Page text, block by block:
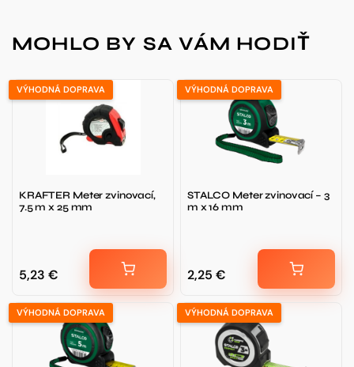
MOHLO BY SA VÁM HODIŤ
VÝHODNÁ DOPRAVA
KRAFTER Meter zvinovací,
7.5 m x 25 mm
5,23 €
VÝHODNÁ DOPRAVA
STALCO Meter zvinovací – 3
m x 16 mm
2,25 €
VÝHODNÁ DOPRAVA VÝHODNÁ DOPRAVA